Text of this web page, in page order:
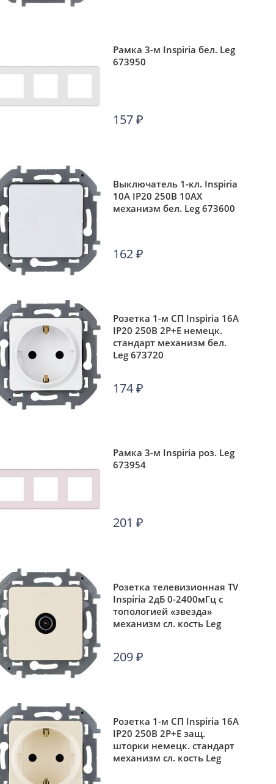
Рамка 3-м Inspiria бел. Leg
673950
157₽
Выключатель 1-кл. Inspiria
10А IP20 250В 10AX
механизм бел. Leg 673600
162₽
Розетка 1-м СП Inspiria 16А
IP20 250В 2P+E немецк.
стандарт механизм бел.
Leg 673720
174₽
Рамка 3-м Inspiria роз. Leg
673954
201 ₽
Розетка телевизионная TV
Inspiria 2дБ 0-2400мГц с
топологией «звезда»
механизм сл. кость Leg
209₽
Розетка 1-м СП Inspiria 16А
IP20 250В 2P+E защ.
шторки немецк. стандарт
механизм сл. кость Leg